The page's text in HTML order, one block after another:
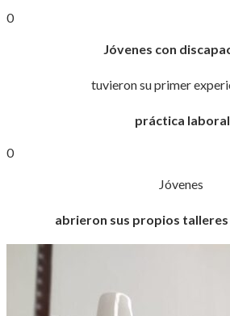
0
Jóvenes con
tuvieron su primer
práctica laboral
0
Jóvenes
abrieron sus propios talleres